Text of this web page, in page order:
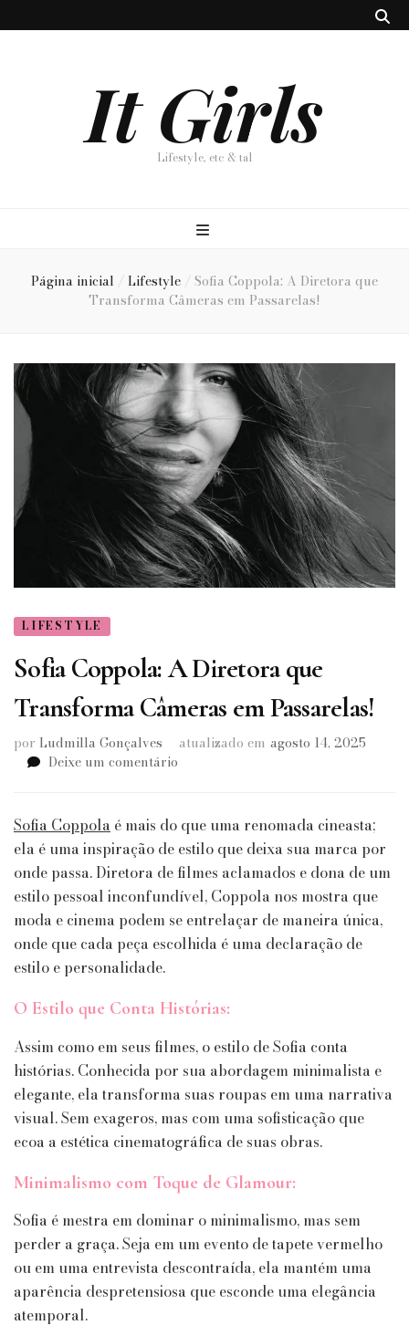
It Girls
Lifestyle, etc & tal
Página inicial /Lifestyle /Sofia Coppola: A Diretora que
Transforma Câmeras em Passarelas!
LIFESTYLE
Sofia Coppola: A Diretora que
Transforma Câmeras em Passarelas!
por Ludmilla Gonçalves atualizado em agosto 14, 2025
Deixe um comentário
A
Diretora
que
Transforma
Câmeras
em
Passarelas!
Sofia Coppola é mais do que uma renomada cineasta;
ela é uma inspiração de estilo que deixa sua marca por
onde passa. Diretora de filmes aclamados e dona de um
estilo pessoal inconfundível, Coppola nos mostra que
moda e cinema podem se entrelaçar de maneira única,
onde que cada peça escolhida é uma declaração de
estilo e personalidade.
O Estilo que Conta Histórias:
Assim como em seus filmes, o estilo de Sofia conta
histórias. Conhecida por sua abordagem minimalista e
elegante, ela transforma suas roupas em uma narrativa
visual. Sem exageros, mas com uma sofisticação que
ecoa a estética cinematográfica de suas obras.
Minimalismo com Toque de Glamour:
Sofia é mestra em dominar o minimalismo, mas sem
perder a graça. Seja em um evento de tapete vermelho
ou em uma entrevista descontraída, ela mantém uma
aparência despretensiosa que esconde uma elegância
atemporal.